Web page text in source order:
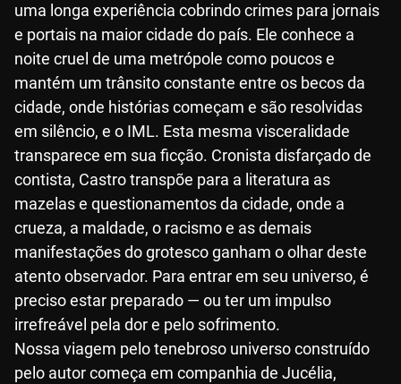
uma longa experiência cobrindo crimes para jornais
e portais na maior cidade do país. Ele conhece a
noite cruel de uma metrópole como poucos e
mantém um trânsito constante entre os becos da
cidade, onde histórias começam e são resolvidas
em silêncio, e o IML. Esta mesma visceralidade
transparece em sua ficção. Cronista disfarçado de
contista, Castro transpõe para a literatura as
mazelas e questionamentos da cidade, onde a
crueza, a maldade, o racismo e as demais
manifestações do grotesco ganham o olhar deste
atento observador. Para entrar em seu universo, é
preciso estar preparado — ou ter um impulso
irrefreável pela dor e pelo sofrimento.
Nossa viagem pelo tenebroso universo construído
pelo autor começa em companhia de Jucélia,